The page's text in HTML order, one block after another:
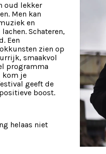
oud lekker
Men kan
en
Schateren,
Een
zien op
smaakvol
programma
kom je
geeft de
boost.
helaas niet